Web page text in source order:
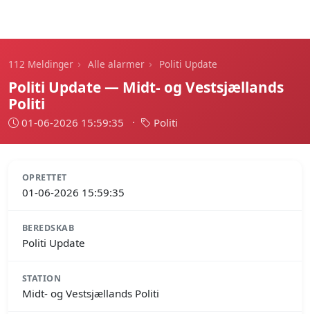
112 Meldinger › Alle alarmer › Politi Update
Politi Update — Midt- og Vestsjællands
Politi
01-06-2026 15:59:35 · Politi
OPRETTET
01-06-2026 15:59:35
BEREDSKAB
Politi Update
STATION
Midt- og Vestsjællands Politi